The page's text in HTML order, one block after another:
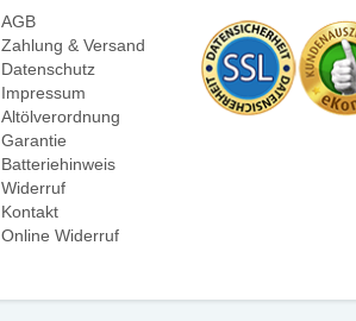
AGB
Zahlung & Versand
Datenschutz
Impressum
Altölverordnung
Garantie
Batteriehinweis
Widerruf
Kontakt
Online Widerruf